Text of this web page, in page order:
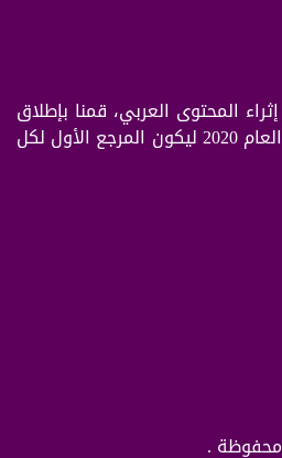
المحتوى العربي، قمنا بإطلاق
موقع "حور" في ابريل من العام 2020 ليكون المرجع الأول لكل